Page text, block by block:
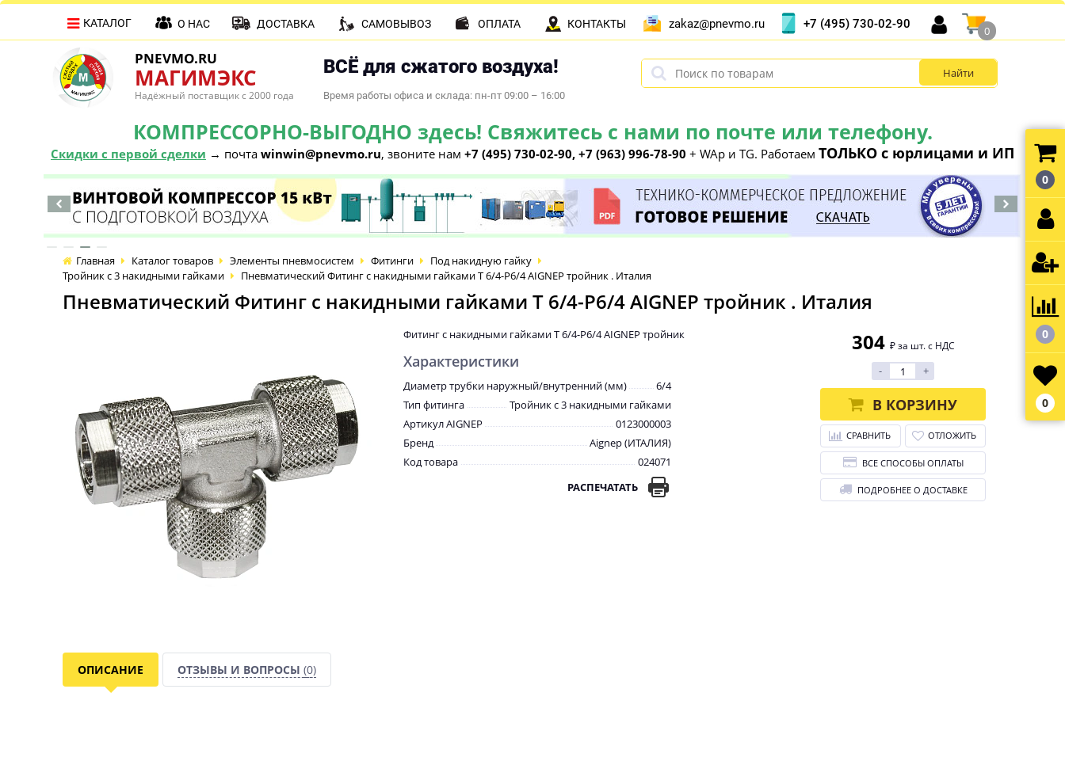
PNEVMO.RU
МАГИМЭКС
Надёжный поставщик с 2000 года
ВСЁ для сжатого воздуха!
Время работы офиса и склада: пн-пт 09:00 – 16:00
КОМПРЕССОРНО-ВЫГОДНО здесь! Свяжитесь с нами по почте или телефону.
Скидки с первой сделки → почта winwin@pnevmo.ru, звоните нам +7 (495) 730-02-90, +7 (963) 996-78-90 + WAp и TG. Работаем ТОЛЬКО с юрлицами и ИП
КАТАЛОГ О НАС ДОСТАВКА САМОВЫВОЗ ОПЛАТА КОНТАКТЫ zakaz@pnevmo.ru +7 (495) 730-02-90
0
Главная Каталог товаров Элементы пневмосистем Фитинги
Под накидную гайку
Тройник с 3 накидными гайками
Пневматический Фитинг с накидными гайками T 6/4-P6/4 AIGNEP тройник . Италия
Пневматический Фитинг с накидными гайками T 6/4-P6/4 AIGNEP тройник . Италия
Фитинг с накидными гайками T 6/4-P6/4 AIGNEP тройник
Характеристики
Диаметр трубки наружный/внутренний (мм)
6/4
Тип фитинга
Тройник с 3 накидными гайками
Артикул AIGNEP
0123000003
Бренд
Aignep (ИТАЛИЯ)
Код товара
024071
РАСПЕЧАТАТЬ
304 ₽ за шт. с НДС
- +
В КОРЗИНУ
СРАВНИТЬ ОТЛОЖИТЬ
ВСЕ СПОСОБЫ ОПЛАТЫ
ПОДРОБНЕЕ О ДОСТАВКЕ
ОПИСАНИЕ ОТЗЫВЫ И ВОПРОСЫ (0)
0
0
0